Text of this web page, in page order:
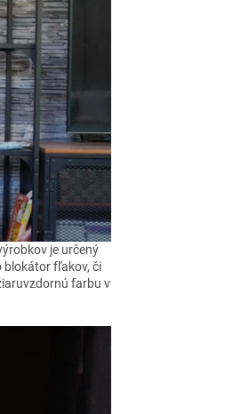
je určený
blokátor fľakov, či
farbu v